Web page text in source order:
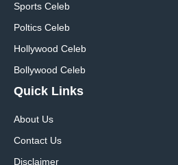
Sports Celeb
Poltics Celeb
Hollywood Celeb
Bollywood Celeb
Quick Links
About Us
Contact Us
Disclaimer